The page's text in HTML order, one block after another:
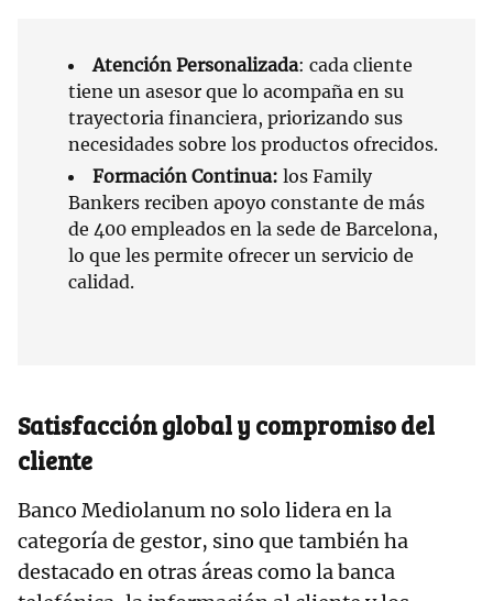
Atención Personalizada: cada cliente
tiene un asesor que lo acompaña en su
trayectoria financiera, priorizando sus
necesidades sobre los productos ofrecidos.
Formación Continua: los Family
Bankers reciben apoyo constante de más
de 400 empleados en la sede de Barcelona,
lo que les permite ofrecer un servicio de
calidad.
Satisfacción global y compromiso del
cliente
Banco Mediolanum no solo lidera en la
categoría de gestor, sino que también ha
destacado en otras áreas como la banca